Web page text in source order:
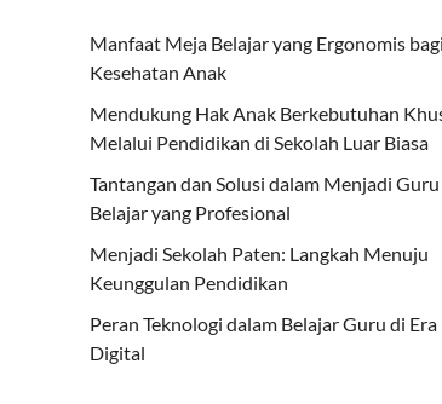
Manfaat Meja Belajar yang Ergonomis bagi
Kesehatan Anak
Mendukung Hak Anak Berkebutuhan
Melalui Pendidikan di Sekolah Luar Biasa
Tantangan dan Solusi dalam Menjadi Guru
Belajar yang Profesional
Menjadi Sekolah Paten: Langkah Menuju
Keunggulan Pendidikan
Peran Teknologi dalam Belajar Guru di Era
Digital